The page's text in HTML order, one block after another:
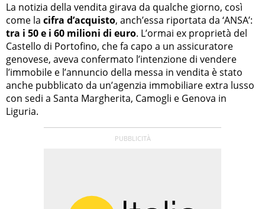
La notizia della vendita girava da qualche giorno, così
come la cifra d’acquisto, anch’essa riportata da ‘ANSA’:
tra i 50 e i 60 milioni di euro. L’ormai ex proprietà del
Castello di Portofino, che fa capo a un assicuratore
genovese, aveva confermato l’intenzione di vendere
l’immobile e l’annuncio della messa in vendita è stato
anche pubblicato da un’agenzia immobiliare extra lusso
con sedi a Santa Margherita, Camogli e Genova in
Liguria.